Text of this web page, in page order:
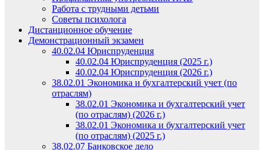
Работа с трудными детьми
Советы психолога
Дистанционное обучение
Демонстрационный экзамен
40.02.04 Юриспруденция
40.02.04 Юриспруденция (2025 г.)
40.02.04 Юриспруденция (2026 г.)
38.02.01 Экономика и бухгалтерский учет (по
отраслям)
38.02.01 Экономика и бухгалтерский учет
(по отраслям) (2026 г.)
38.02.01 Экономика и бухгалтерский учет
(по отраслям) (2025 г.)
38.02.07 Банковское дело